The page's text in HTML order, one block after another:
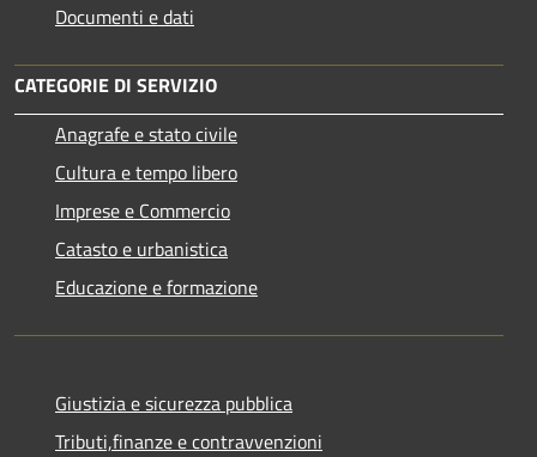
Documenti e dati
CATEGORIE DI SERVIZIO
Anagrafe e stato civile
Cultura e tempo libero
Imprese e Commercio
Catasto e urbanistica
Educazione e formazione
Giustizia e sicurezza pubblica
Tributi,finanze e contravvenzioni